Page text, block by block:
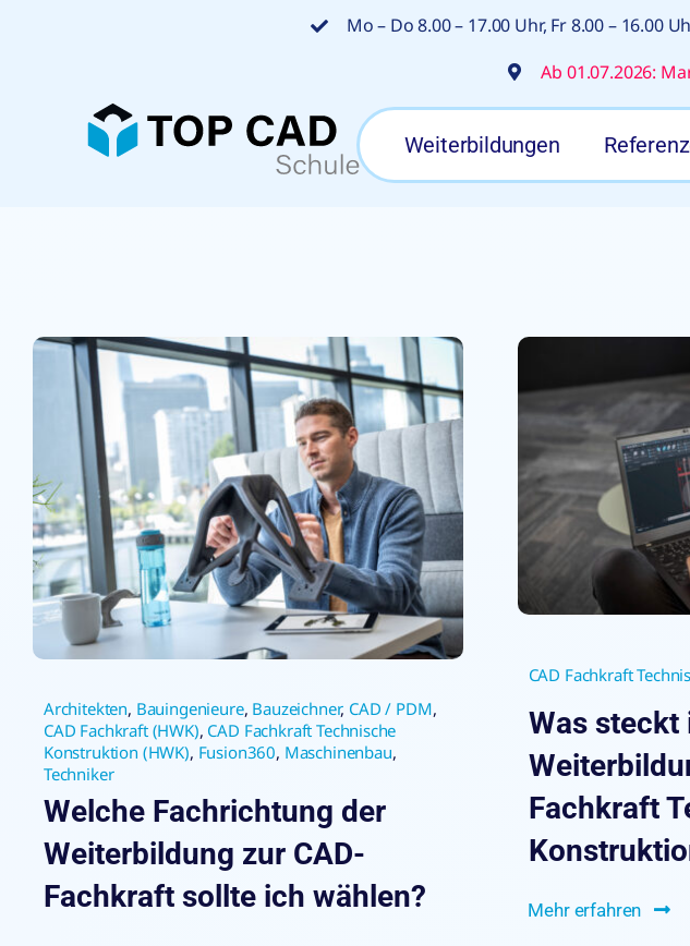
Mo – Do 8.00 – 17.00 Uhr, Fr 8.00 – 16.00
Ab 01.07.2026:
Weiterbildungen
Architekten, Bauingenieure, Bauzeichner, CAD / PDM,
CAD Fachkraft (HWK), CAD Fachkraft Technische
Konstruktion (HWK), Fusion360, Maschinenbau,
Techniker
Welche Fachrichtung der
Weiterbildung zur CAD-
Fachkraft sollte ich wählen?
CAD Fachkraft
Was steckt
Fachkraft
Mehr erfahren